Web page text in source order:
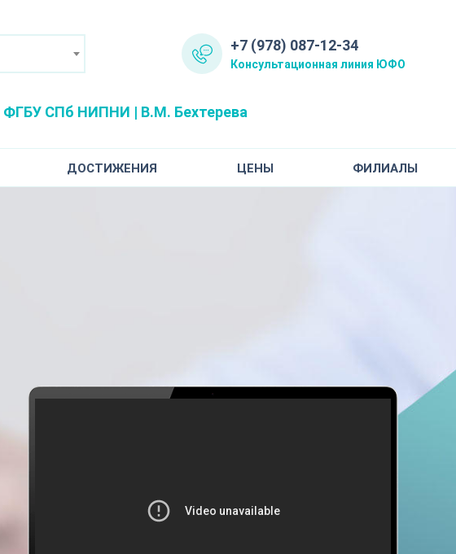
+7 (978) 087-12-34
Консультационная линия ЮФО
ФГБУ СПб НИПНИ | В.М. Бехтерева
ДОСТИЖЕНИЯ ЦЕНЫ ФИЛИАЛЫ